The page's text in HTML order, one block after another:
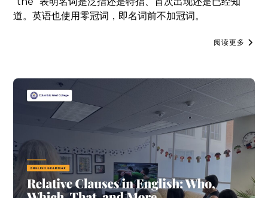
道。英语也使用零冠词，即名词前不加冠词。
阅读更多